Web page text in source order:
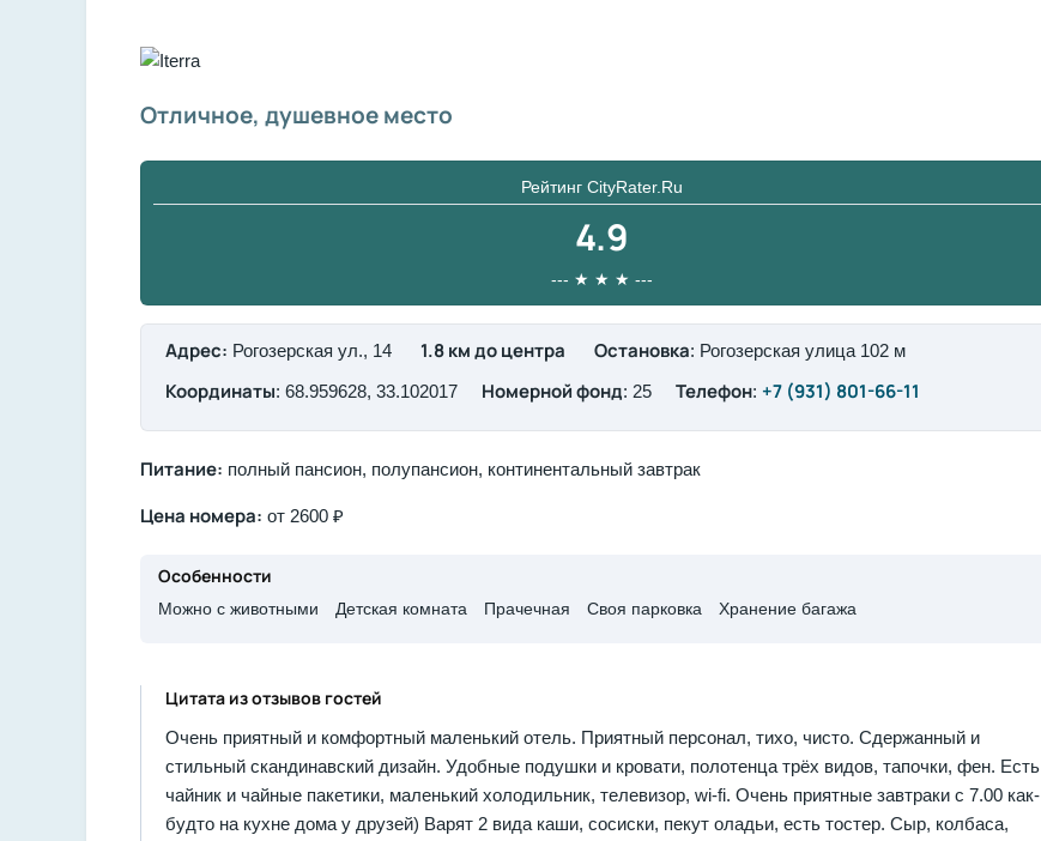
Отличное, душевное место
Рейтинг CityRater.Ru
4.9
--- ★ ★ ★ ---
Адрес: Рогозерская ул., 14 1.8 км до центра Остановка: Рогозерская улица 102 м
Координаты: 68.959628, 33.102017 Номерной фонд: 25 Телефон: +7 (931) 801-66-11
Питание: полный пансион, полупансион, континентальный завтрак
Цена номера: от 2600 ₽
Особенности
Можно с животными​ Детская комната​ Прачечная​ Своя парковка​ Хранение багажа
Цитата из отзывов гостей
Очень приятный и комфортный маленький отель. Приятный персонал, тихо, чисто. Сдержанный и
стильный скандинавский дизайн. Удобные подушки и кровати, полотенца трёх видов, тапочки, фен. Есть
чайник и чайные пакетики, маленький холодильник, телевизор, wi-fi. Очень приятные завтраки с 7.00 как-
будто на кухне дома у друзей) Варят 2 вида каши, сосиски, пекут оладьи, есть тостер. Сыр, колбаса,